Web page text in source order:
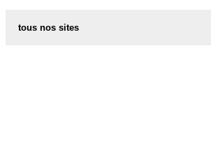
tous nos sites